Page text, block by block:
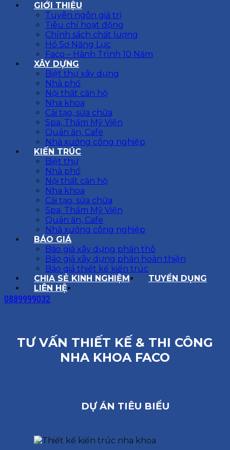
GIỚI THIỆU
Tuyên ngôn giá trị
Tiêu chí hoạt động
Chính sách chất lượng
Hồ Sơ Năng Lực
Faco – Hành Trình 10 Năm
XÂY DỰNG
Biệt thự xây dựng
Nhà phố
Nội thất căn hộ
Nha khoa
Cải tạo, sửa chữa
Spa, Thẩm Mỹ Viện
Quán ăn, Cafe
Nhà xưởng công nghiệp
KIẾN TRÚC
Biệt thự
Nhà phố
Nội thất căn hộ
Nha khoa
Cải tạo, sửa chữa
Spa, Thẩm Mỹ Viện
Quán ăn, Cafe
Nhà xưởng công nghiệp
BÁO GIÁ
Báo giá xây dựng phần thô
Báo giá xây dựng phần hoàn thiện
Báo giá thiết kế kiến trúc
CHIA SẺ KINH NGHIỆM
TUYỂN DỤNG
LIÊN HỆ
0889999032
TƯ VẤN THIẾT KẾ & THI CÔNG
NHA KHOA FACO
DỰ ÁN TIÊU BIỂU